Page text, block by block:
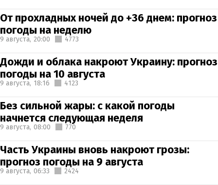
От прохладных ночей до +36 днем: прогноз
погоды на неделю
9 августа, 20:00 4773
Дожди и облака накроют Украину: прогноз
погоды на 10 августа
9 августа, 18:16 4123
Без сильной жары: с какой погоды
начнется следующая неделя
9 августа, 08:00 770
Часть Украины вновь накроют грозы:
прогноз погоды на 9 августа
9 августа, 06:33 2424